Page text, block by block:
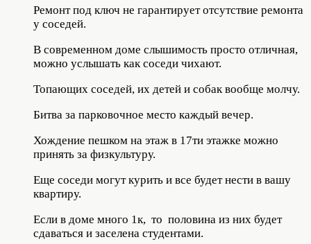
Ремонт под ключ не гарантирует отсутствие ремонта
у соседей.
В современном доме слышимость просто отличная,
можно услышать как соседи чихают.
Топающих соседей, их детей и собак вообще молчу.
Битва за парковочное место каждый вечер.
Хождение пешком на этаж в 17ти этажке можно
принять за физкультуру.
Еще соседи могут курить и все будет нести в вашу
квартиру.
Если в доме много 1к, то половина из них будет
сдаваться и заселена студентами.